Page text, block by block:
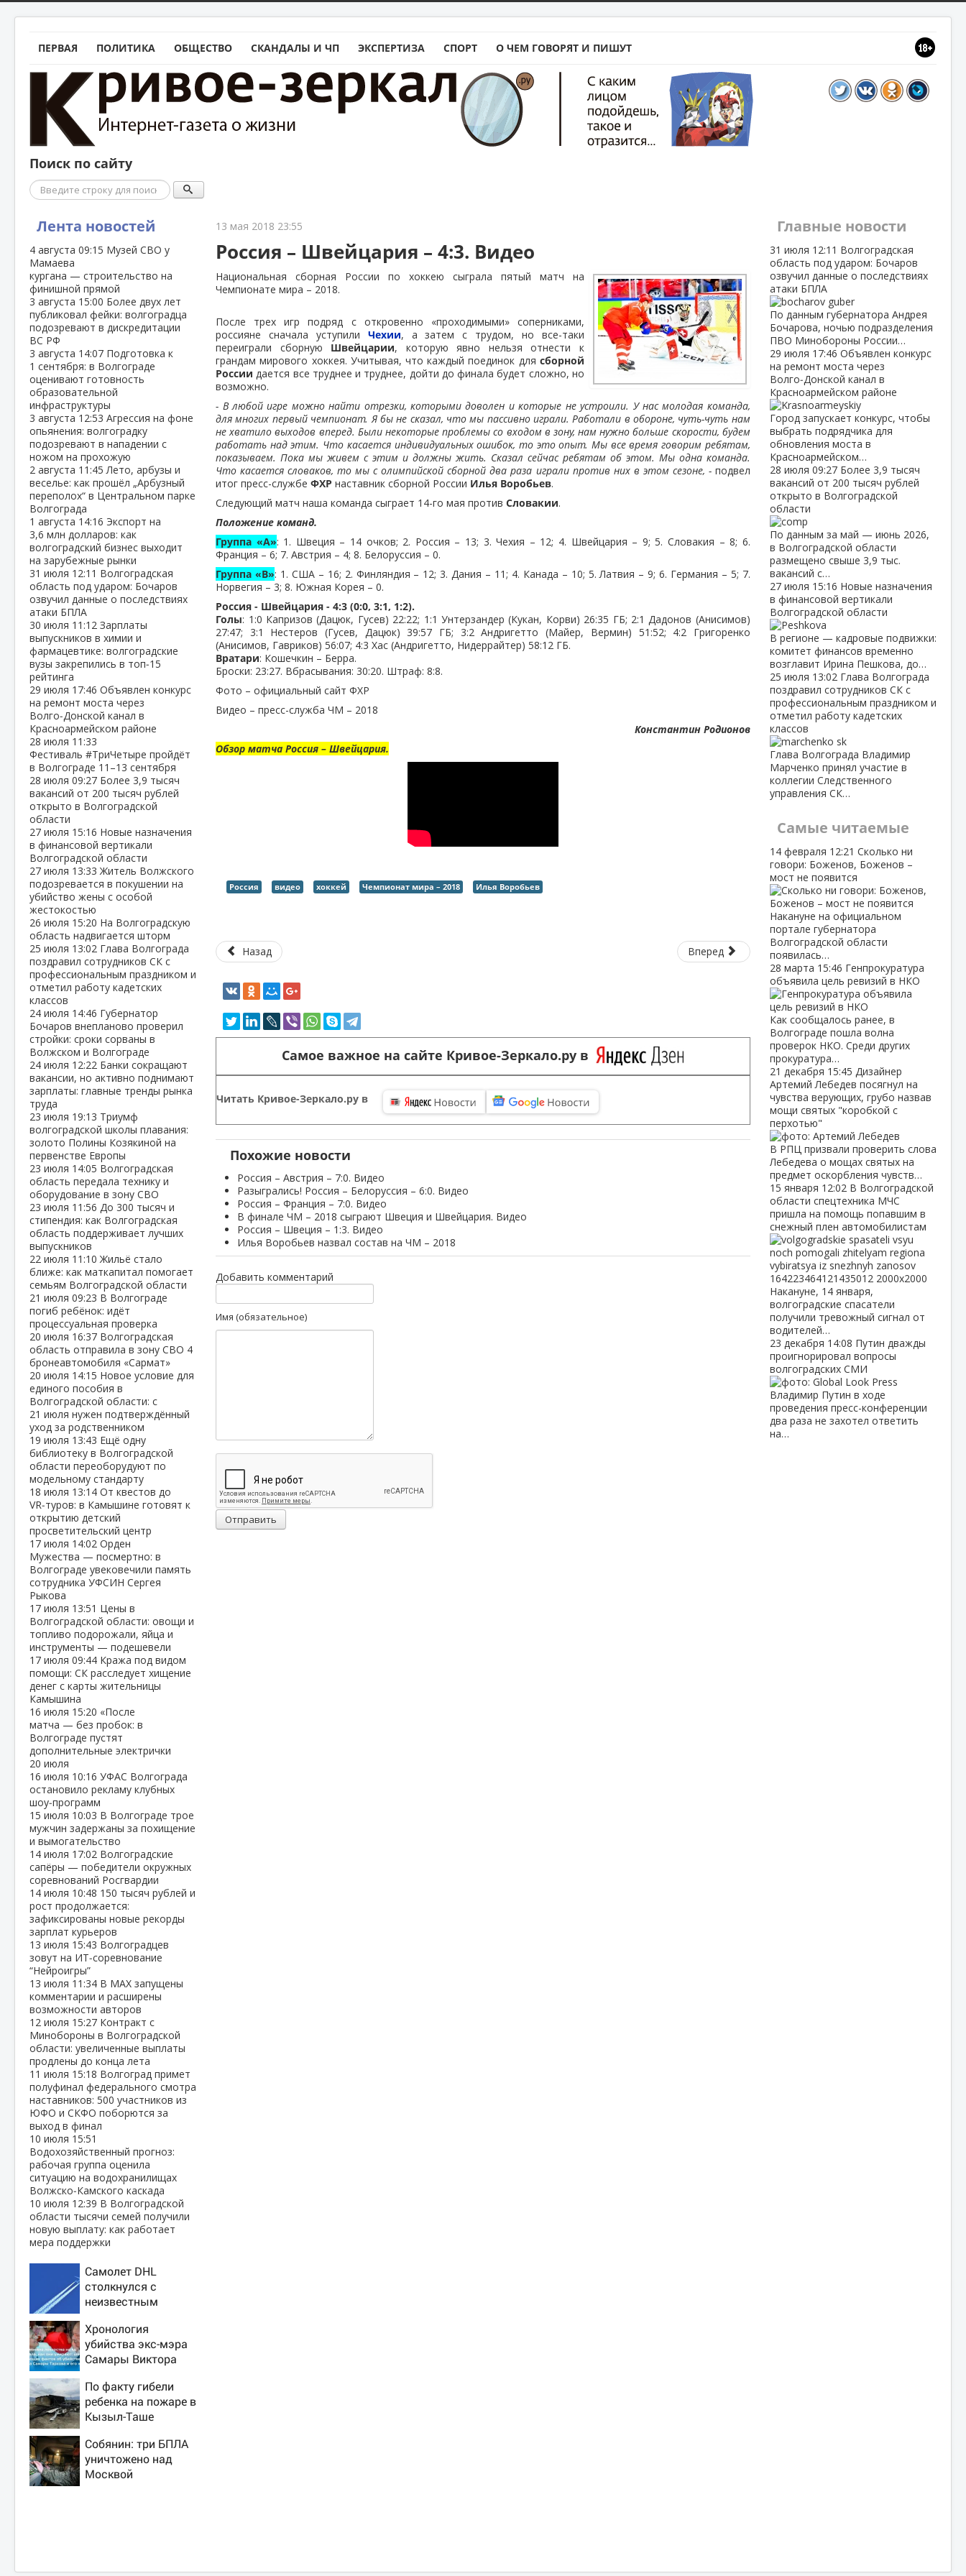
ПЕРВАЯ ПОЛИТИКА ОБЩЕСТВО СКАНДАЛЫ И ЧП ЭКСПЕРТИЗА СПОРТ О ЧЕМ ГОВОРЯТ И ПИШУТ
Поиск по сайту
Поиск
Лента новостей
4 августа 09:15 Музей СВО у
Мамаева
кургана — строительство на
финишной прямой
3 августа 15:00 Более двух лет
публиковал фейки: волгоградца
подозревают в дискредитации
ВС РФ
3 августа 14:07 Подготовка к
1 сентября: в Волгограде
оценивают готовность
образовательной
инфраструктуры
3 августа 12:53 Агрессия на фоне
опьянения: волгоградку
подозревают в нападении с
ножом на прохожую
2 августа 11:45Лето, арбузы и
веселье: как прошёл „Арбузный
переполох“ в Центральном парке
Волгограда
1 августа 14:16 Экспорт на
3,6 млн долларов: как
волгоградский бизнес выходит
на зарубежные рынки
31 июля 12:11 Волгоградская
область под ударом: Бочаров
озвучил данные о последствиях
атаки БПЛА
30 июля 11:12 Зарплаты
выпускников в химии и
фармацевтике: волгоградские
вузы закрепились в топ‑15
рейтинга
29 июля 17:46 Объявлен конкурс
на ремонт моста через
Волго‑Донской канал в
Красноармейском районе
28 июля 11:33
Фестиваль #ТриЧетыре пройдёт
в Волгограде 11–13 сентября
28 июля 09:27 Более 3,9 тысяч
вакансий от 200 тысяч рублей
открыто в Волгоградской
области
27 июля 15:16 Новые назначения
в финансовой вертикали
Волгоградской области
27 июля 13:33Житель Волжского
подозревается в покушении на
убийство жены с особой
жестокостью
26 июля 15:20 На Волгоградскую
область надвигается шторм
25 июля 13:02 Глава Волгограда
поздравил сотрудников СК с
профессиональным праздником и
отметил работу кадетских
классов
24 июля 14:46 Губернатор
Бочаров внепланово проверил
стройки: сроки сорваны в
Волжском и Волгограде
24 июля 12:22 Банки сокращают
вакансии, но активно поднимают
зарплаты: главные тренды рынка
труда
23 июля 19:13 Триумф
волгоградской школы плавания:
золото Полины Козякиной на
первенстве Европы
23 июля 14:05 Волгоградская
область передала технику и
оборудование в зону СВО
23 июля 11:56 До 300 тысяч и
стипендия: как Волгоградская
область поддерживает лучших
выпускников
22 июля 11:10Жильё стало
ближе: как маткапитал помогает
семьям Волгоградской области
21 июля 09:23 В Волгограде
погиб ребёнок: идёт
процессуальная проверка
20 июля 16:37 Волгоградская
область отправила в зону СВО 4
бронеавтомобиля «Сармат»
20 июля 14:15 Новое условие для
единого пособия в
Волгоградской области: с
21 июля нужен подтверждённый
уход за родственником
19 июля 13:43 Ещё одну
библиотеку в Волгоградской
области переоборудуют по
модельному стандарту
18 июля 13:14 От квестов до
VR‑туров: в Камышине готовят к
открытию детский
просветительский центр
17 июля 14:02 Орден
Мужества — посмертно: в
Волгограде увековечили память
сотрудника УФСИН Сергея
Рыкова
17 июля 13:51 Цены в
Волгоградской области: овощи и
топливо подорожали, яйца и
инструменты — подешевели
17 июля 09:44 Кража под видом
помощи: СК расследует хищение
денег с карты жительницы
Камышина
16 июля 15:20 «После
матча — без пробок: в
Волгограде пустят
дополнительные электрички
20 июля
16 июля 10:16 УФАС Волгограда
остановило рекламу клубных
шоу‑программ
15 июля 10:03 В Волгограде трое
мужчин задержаны за похищение
и вымогательство
14 июля 17:02 Волгоградские
сапёры — победители окружных
соревнований Росгвардии
14 июля 10:48 150 тысяч рублей и
рост продолжается:
зафиксированы новые рекорды
зарплат курьеров
13 июля 15:43 Волгоградцев
зовут на ИТ‑соревнование
“Нейроигры”
13 июля 11:34 В МАХ запущены
комментарии и расширены
возможности авторов
12 июля 15:27 Контракт с
Минобороны в Волгоградской
области: увеличенные выплаты
продлены до конца лета
11 июля 15:18 Волгоград примет
полуфинал федерального смотра
наставников: 500 участников из
ЮФО и СКФО поборются за
выход в финал
10 июля 15:51
Водохозяйственный прогноз:
рабочая группа оценила
ситуацию на водохранилищах
Волжско‑Камского каскада
10 июля 12:39 В Волгоградской
области тысячи семей получили
новую выплату: как работает
мера поддержки
Самолет DHL
столкнулся с
неизвестным
Лейпцигом -
Новости на Вести.ru
Хронология
убийства экс-мэра
Самары Виктора
шесть шокирующих
фактов, новые
подробности
По факту гибели
ребенка на пожаре в
Кызыл-Таше
уголовное дело
Собянин: три БПЛА
уничтожено над
Москвой
13 мая 2018 23:55
Россия – Швейцария – 4:3. Видео
Национальная сборная России по хоккею сыграла пятый матч на
Чемпионате мира – 2018.
После трех игр подряд с откровенно «проходимыми» соперниками,
россияне сначала уступили Чехии, а затем с трудом, но все-таки
переиграли сборную Швейцарии, которую явно нельзя отнести к
грандам мирового хоккея. Учитывая, что каждый поединок для сборной
России дается все труднее и труднее, дойти до финала будет сложно, но
возможно.
- В любой игре можно найти отрезки, которыми доволен и которые не устроили. У нас молодая команда,
для многих первый чемпионат. Я бы не сказал, что мы пассивно играли. Работали в обороне, чуть-чуть нам
не хватило выходов вперед. Были некоторые проблемы со входом в зону, нам нужно больше скорости, будем
работать над этим. Что касается индивидуальных ошибок, то это опыт. Мы все время говорим ребятам,
показываем. Пока мы живем с этим и должны жить. Сказал сейчас ребятам об этом. Мы одна команда.
Что касается словаков, то мы с олимпийской сборной два раза играли против них в этом сезоне, -подвел
итог пресс-службеФХР наставник сборной России Илья Воробьев.
Следующий матч наша команда сыграет 14-го мая противСловакии.
Положение команд.
Группа «А»: 1. Швеция – 14 очков; 2. Россия – 13; 3. Чехия – 12; 4. Швейцария – 9; 5. Словакия – 8; 6.
Франция – 6; 7. Австрия – 4; 8. Белоруссия – 0.
Группа «В»: 1. США – 16; 2. Финляндия – 12; 3. Дания – 11; 4. Канада – 10; 5. Латвия – 9; 6. Германия – 5; 7.
Норвегия – 3; 8. Южная Корея – 0.
Россия - Швейцария - 4:3 (0:0, 3:1, 1:2).
Голы: 1:0 Капризов (Дацюк, Гусев) 22:22; 1:1 Унтерзандер (Кукан, Корви) 26:35 ГБ; 2:1 Дадонов (Анисимов)
27:47; 3:1 Нестеров (Гусев, Дацюк) 39:57 ГБ; 3:2 Андригетто (Майер, Вермин) 51:52; 4:2 Григоренко
(Анисимов, Гавриков) 56:07; 4:3 Хас (Андригетто, Нидеррайтер) 58:12 ГБ.
Вратари: Кошечкин – Берра.
Броски: 23:27. Вбрасывания: 30:20. Штраф: 8:8.
Фото – официальный сайт ФХР
Видео – пресс-служба ЧМ – 2018
Константин Родионов
Обзор матча Россия – Швейцария.
Россия видео хоккей Чемпионат мира – 2018 Илья Воробьев
Назад Вперед
Самое важное на сайте Кривое-Зеркало.ру в
Читать Кривое-Зеркало.ру в
Похожие новости
Россия – Австрия – 7:0. Видео
Разыгрались! Россия – Белоруссия – 6:0. Видео
Россия – Франция – 7:0. Видео
В финале ЧМ – 2018 сыграют Швеция и Швейцария. Видео
Россия – Швеция – 1:3. Видео
Илья Воробьев назвал состав на ЧМ – 2018
Добавить комментарий
Имя (обязательное)
Отправить
Главные новости
31 июля 12:11 Волгоградская
область под ударом: Бочаров
озвучил данные о последствиях
атаки БПЛА
По данным губернатора Андрея
Бочарова, ночью подразделения
ПВО Минобороны России…
29 июля 17:46 Объявлен конкурс
на ремонт моста через
Волго‑Донской канал в
Красноармейском районе
Город запускает конкурс, чтобы
выбрать подрядчика для
обновления моста в
Красноармейском…
28 июля 09:27 Более 3,9 тысяч
вакансий от 200 тысяч рублей
открыто в Волгоградской
области
По данным за май — июнь 2026,
в Волгоградской области
размещено свыше 3,9 тыс.
вакансий с…
27 июля 15:16 Новые назначения
в финансовой вертикали
Волгоградской области
В регионе — кадровые подвижки:
комитет финансов временно
возглавит Ирина Пешкова, до…
25 июля 13:02 Глава Волгограда
поздравил сотрудников СК с
профессиональным праздником и
отметил работу кадетских
классов
Глава Волгограда Владимир
Марченко принял участие в
коллегии Следственного
управления СК…
Самые читаемые
14 февраля 12:21 Сколько ни
говори: Боженов, Боженов –
мост не появится
Накануне на официальном
портале губернатора
Волгоградской области
появилась…
28 марта 15:46 Генпрокуратура
объявила цель ревизий в НКО
Как сообщалось ранее, в
Волгограде пошла волна
проверок НКО. Среди других
прокуратура…
21 декабря 15:45 Дизайнер
Артемий Лебедев посягнул на
чувства верующих, грубо назвав
мощи святых "коробкой с
перхотью"
В РПЦ призвали проверить слова
Лебедева о мощах святых на
предмет оскорбления чувств…
15 января 12:02 В Волгоградской
области спецтехника МЧС
пришла на помощь попавшим в
снежный плен автомобилистам
Накануне, 14 января,
волгоградские спасатели
получили тревожный сигнал от
водителей…
23 декабря 14:08 Путин дважды
проигнорировал вопросы
волгоградских СМИ
Владимир Путин в ходе
проведения пресс-конференции
два раза не захотел ответить
на…